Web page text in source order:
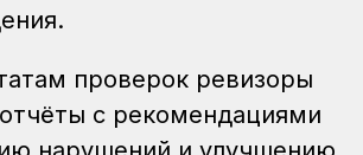
проверок ревизоры
с рекомендациями